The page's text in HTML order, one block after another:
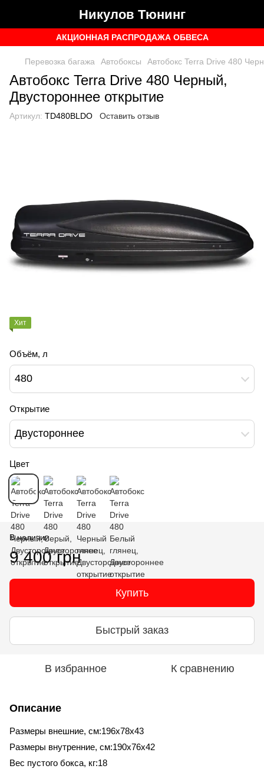
Никулов Тюнинг
АКЦИОННАЯ РАСПРОДАЖА ОБВЕСА
Перевозка багажа Автобоксы Автобокс Terra Drive 480
Автобокс Terra Drive 480 Черный,
Двустороннее открытие
Артикул: TD480BLDO Оставить отзыв
Хит
Объём, л
480
Открытие
Двустороннее
Цвет
В наличии
9 400 грн
Купить
Быстрый заказ
В избранное К сравнению
Описание
Размеры внешние, см:196x78x43
Размеры внутренние, см:190x76x42
Вес пустого бокса, кг:18